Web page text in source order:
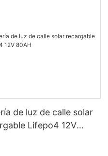
de luz de calle solar
Lifepo4 12V